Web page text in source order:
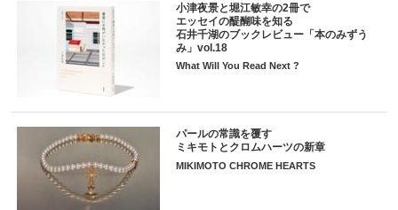
小津夜景と堀江敏幸の2冊で
エッセイの醍醐味を知る
石井千湖のブックレビュー「本のみずう
み」vol.18
What Will You Read Next ?
パールの常識を覆す
ミキモトとクロムハーツの新章
MIKIMOTO CHROME HEARTS